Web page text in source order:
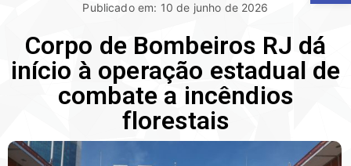
Publicado em: 10 de junho de 2026
Corpo de Bombeiros RJ dá
início à operação estadual de
combate a incêndios
florestais